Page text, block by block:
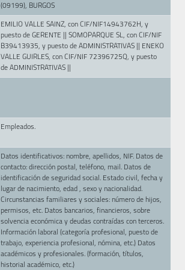
(09199), BURGOS
EMILIO VALLE SAINZ, con CIF/NIF14943762H, y
puesto de GERENTE || SOMOPARQUE SL, con CIF/NIF
B39413935, y puesto de ADMINISTRATIVAS || ENEKO
VALLE GUIRLES, con CIF/NIF 72396725Q, y puesto
de ADMINISTRATIVAS ||
Empleados.
Datos identificativos: nombre, apellidos, NIF. Datos de
contacto: dirección postal, teléfono, mail. Datos de
identificación de seguridad social. Estado civil, fecha y
lugar de nacimiento, edad , sexo y nacionalidad.
Circunstancias familiares y sociales: número de hijos,
permisos, etc. Datos bancarios, financieros, sobre
solvencia económica y deudas contraídas con terceros.
Información laboral (categoría profesional, puesto de
trabajo, experiencia profesional, nómina, etc.) Datos
académicos y profesionales. (formación, títulos,
historial académico, etc.)